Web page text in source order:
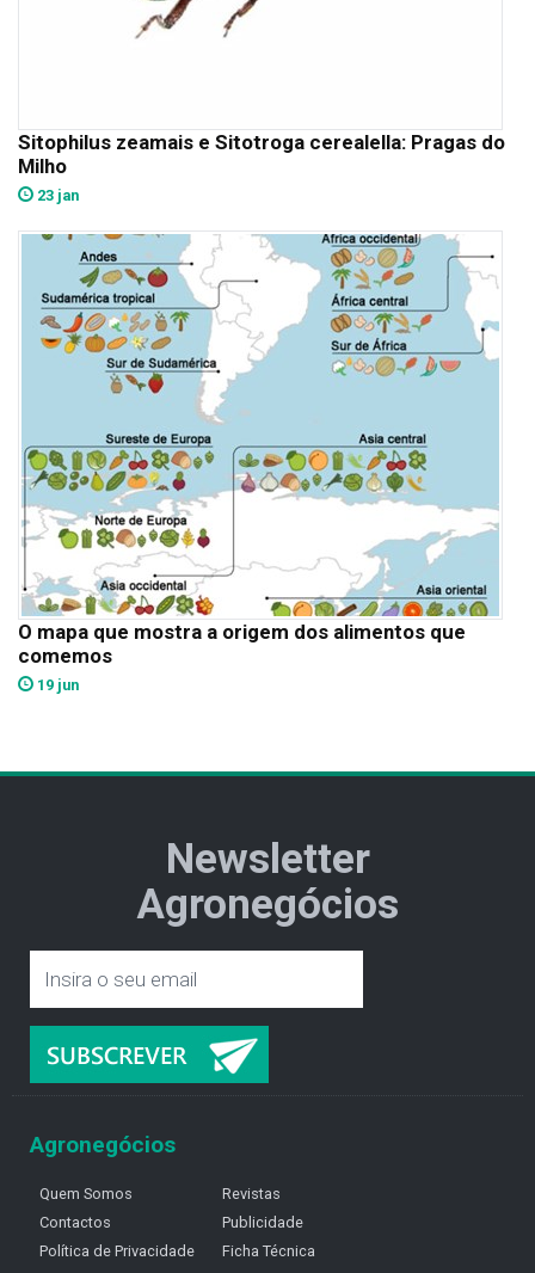
Sitophilus zeamais e Sitotroga cerealella: Pragas do
Milho
23 jan
O mapa que mostra a origem dos alimentos que
comemos
19 jun
Newsletter
Agronegócios
Agronegócios
Quem Somos
Contactos
Política de Privacidade
Revistas
Publicidade
Ficha Técnica